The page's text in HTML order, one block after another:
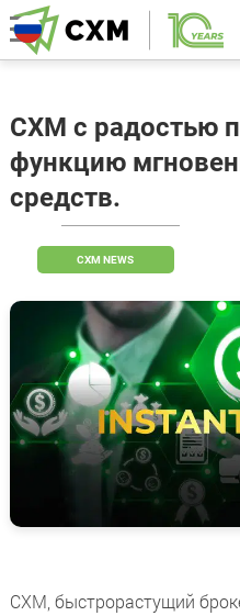
CXM с радостью
функцию
средств.
CXM NEWS
CXM, быстрорастущий